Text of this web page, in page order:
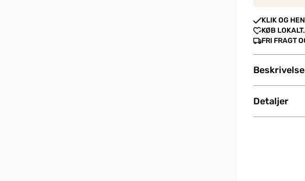
KLIK OG
KØB
FRI FRAGT
Beskrivelse
Detaljer